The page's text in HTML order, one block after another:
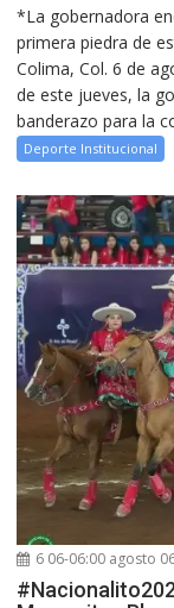
*La gobernadora
primera piedra de
Colima, Col. 6 de
de este jueves, la
banderazo para la
Deporte Institucional
6 06-06:00 agosto